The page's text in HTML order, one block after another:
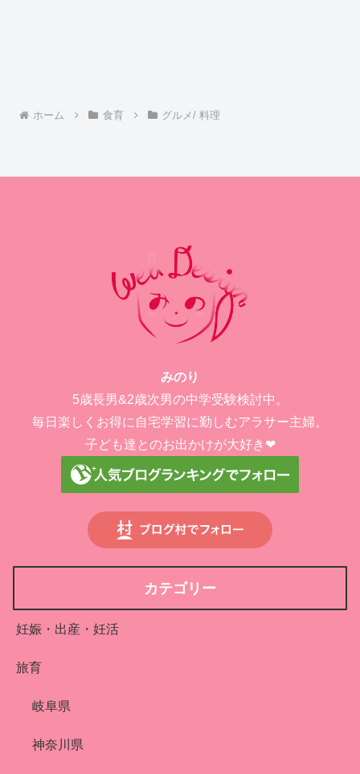
ホーム 食育 グルメ/ 料理
みのり
5歳長男&2歳次男の中学受験検討中。
毎日楽しくお得に自宅学習に勤しむアラサー主婦。
子ども達とのお出かけが大好き❤︎
カテゴリー
妊娠・出産・妊活
旅育
岐阜県
神奈川県